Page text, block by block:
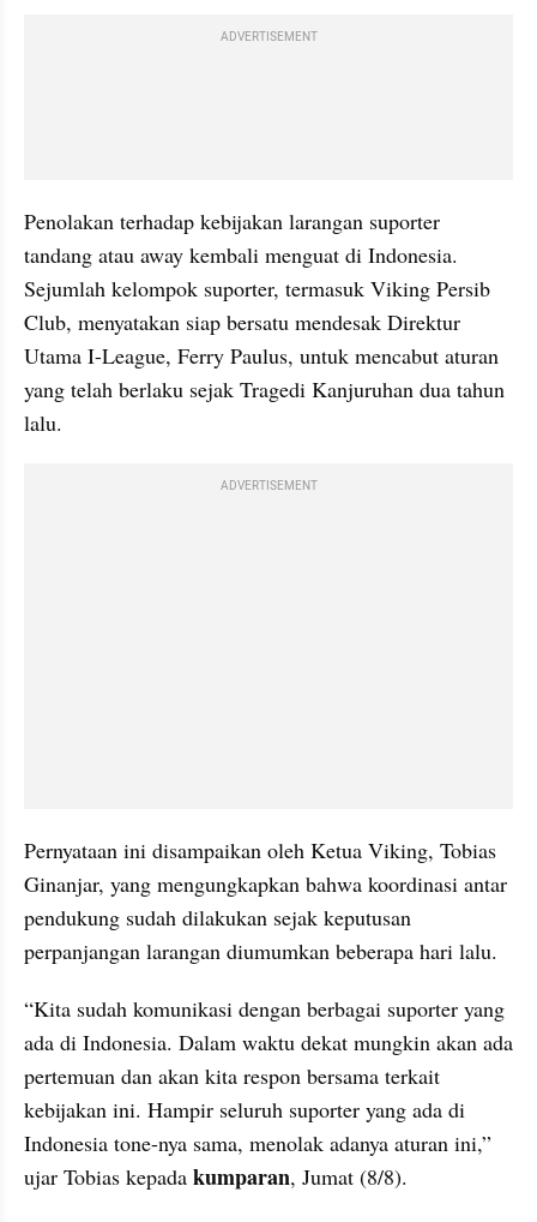
ADVERTISEMENT
Penolakan terhadap kebijakan larangan suporter
tandang atau away kembali menguat di Indonesia.
Sejumlah kelompok suporter, termasuk Viking Persib
Club, menyatakan siap bersatu mendesak Direktur
Utama I-League, Ferry Paulus, untuk mencabut aturan
yang telah berlaku sejak Tragedi Kanjuruhan dua tahun
lalu.
ADVERTISEMENT
Pernyataan ini disampaikan oleh Ketua Viking, Tobias
Ginanjar, yang mengungkapkan bahwa koordinasi antar
pendukung sudah dilakukan sejak keputusan
perpanjangan larangan diumumkan beberapa hari lalu.
“Kita sudah komunikasi dengan berbagai suporter yang
ada di Indonesia. Dalam waktu dekat mungkin akan ada
pertemuan dan akan kita respon bersama terkait
kebijakan ini. Hampir seluruh suporter yang ada di
Indonesia tone-nya sama, menolak adanya aturan ini,”
ujar Tobias kepada kumparan, Jumat (8/8).